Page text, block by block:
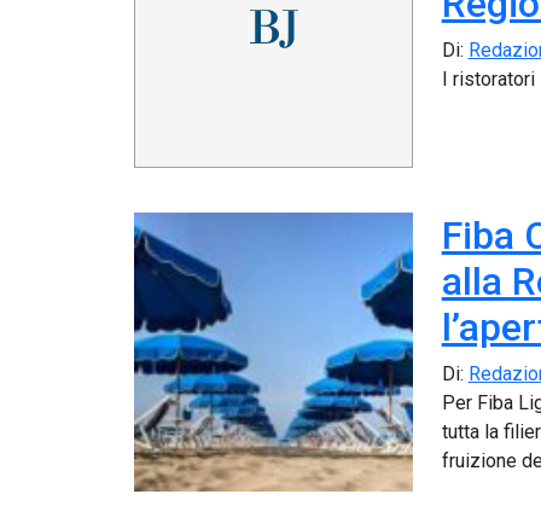
Di:
I ristoratori
Fiba
alla
Di:
Per Fiba
tutta la
fruizione